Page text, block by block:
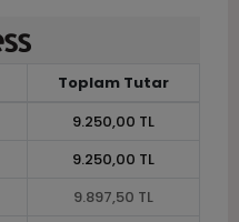
Toplam Tutar
9.250,00 TL
9.250,00 TL
9.897,50 TL